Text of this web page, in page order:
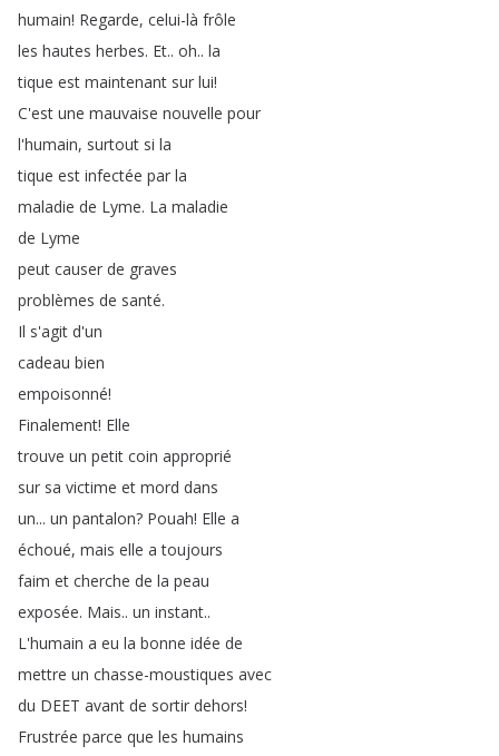
humain! Regarde, celui-là frôle
les hautes herbes. Et.. oh.. la
tique est maintenant sur lui!
C'est une mauvaise nouvelle pour
l'humain, surtout si la
tique est infectée par la
maladie de Lyme. La maladie
de Lyme
peut causer de graves
problèmes de santé.
Il s'agit d'un
cadeau bien
empoisonné!
Finalement! Elle
trouve un petit coin approprié
sur sa victime et mord dans
un... un pantalon? Pouah! Elle a
échoué, mais elle a toujours
faim et cherche de la peau
exposée. Mais.. un instant..
L'humain a eu la bonne idée de
mettre un chasse-moustiques avec
du DEET avant de sortir dehors!
Frustrée parce que les humains